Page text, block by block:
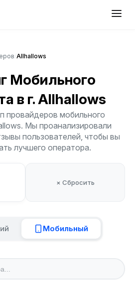
Allhallows
Мобильного
в г. Allhallows
провайдеров мобильного
Мы проанализировали
пользователей, чтобы вы
лучшего оператора.
× Сбросить
Мобильный